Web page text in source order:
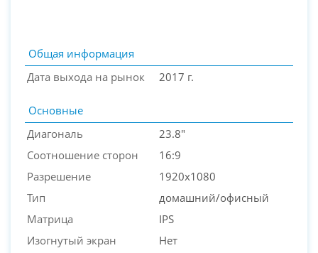
Общая информация
Дата выхода на рынок
2017 г.
Основные
Диагональ
23.8"
Соотношение сторон
16:9
Разрешение
1920x1080
Тип
домашний/офисный
Матрица
IPS
Изогнутый экран
Нет